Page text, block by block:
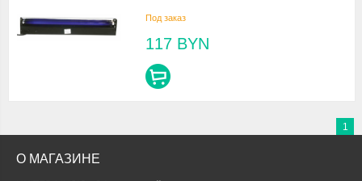
Под заказ
117 BYN
1
О МАГАЗИНЕ